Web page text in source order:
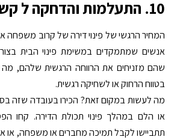
10. התעלמות והדחקה ל קשיים רגשיים
המחיר הרגשי של פינוי דירה של קרוב משפחה
אנשים שמתמקדים במשימת פינוי הבית
שהם מזניחים את הרווחה הרגשית שלהם,
בטווח הרחוק או לשחיקה רגשית.
מה לעשות במקום זאת? הכירו בעובדה שזה
או הלם במהלך פינוי תכולת הדירה. קחו
תתביישו לקבל תמיכה מחברים או משפחה, או